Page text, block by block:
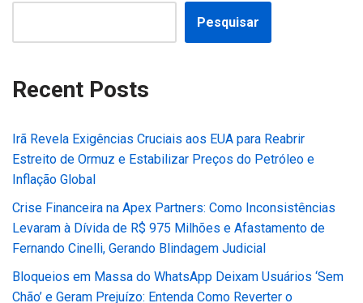
Pesquisar
Recent Posts
Irã Revela Exigências Cruciais aos EUA para Reabrir
Estreito de Ormuz e Estabilizar Preços do Petróleo e
Inflação Global
Crise Financeira na Apex Partners: Como Inconsistências
Levaram à Dívida de R$ 975 Milhões e Afastamento de
Fernando Cinelli, Gerando Blindagem Judicial
Bloqueios em Massa do WhatsApp Deixam Usuários ‘Sem
Chão’ e Geram Prejuízo: Entenda Como Reverter o